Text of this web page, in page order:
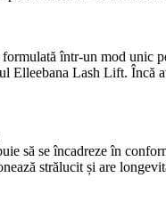
într-un mod unic
Elleebana Lash Lift.
să se încadreze în
strălucit și are